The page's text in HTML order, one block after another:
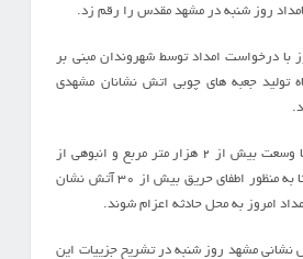
روز شنبه در مشهد مقدس را رقم زد.
امروز با درخواست امداد توسط شهروندان مبنی بر
تولید جعبه های چوبی اتش نشانان مشهدی
آتش سوزی در این کارگاه با وسعت بیش از ۲ هزار متر مربع و انبوهی از
جعبه های چوبی موجب شد تا به منظور اطفای حریق بیش از ۳۰ آتش نشان
نشانی مشهد روز شنبه در تشریح جزییات این